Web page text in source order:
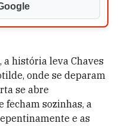
a história leva Chaves
onde se deparam
se abre
fecham sozinhas, a
e as